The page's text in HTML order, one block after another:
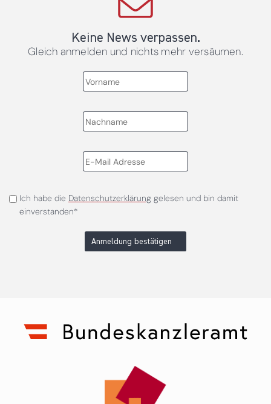
Keine News verpassen.
Gleich anmelden und nichts mehr versäumen.
Ich habe die Datenschutzerklärunggelesen und bin damit
einverstanden*
Anmeldung bestätigen